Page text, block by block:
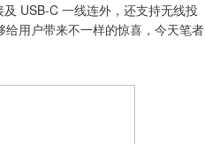
USB-C 一线连外，还支持无线投
用户带来不一样的惊喜，今天笔者